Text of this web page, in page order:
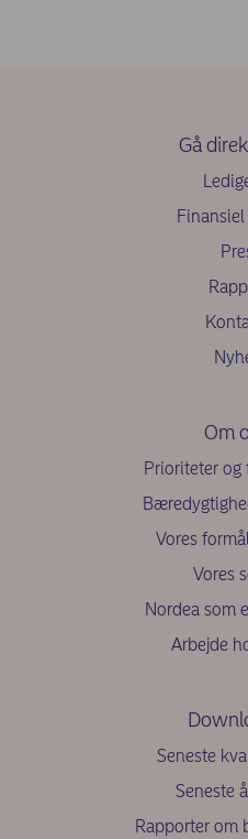
Gå
Om
Prioriteter
Vores
Vores
Nordea som
Arbejde
Seneste
Seneste
Rapporter om